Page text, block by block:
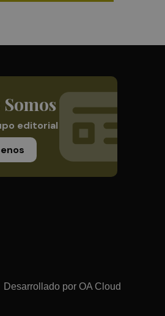
editorial
Desarrollado por OA Cloud